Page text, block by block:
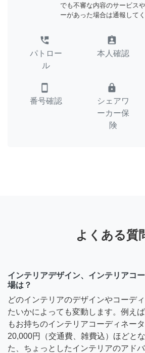
でも不審な内容のサービス
ーがあった場合は通報してく
perm_phone_msg
パトロー
ル
assignment_ind
本人確認
smartphone
番号確認
lock
シェアワ
ーカー保
険
よくある質
インテリアデザイン、インテリアコ
場は？
どのインテリアのデザインやコーデ
たいかによっても変動します。例え
もお持ちのインテリアコーディネータ
20,000円（交通費、雑費込）ほどと
た、ちょっとしたインテリアのアドバ